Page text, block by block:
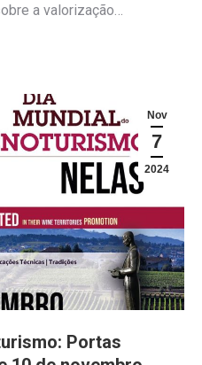
a valorização…
Nov
7
2024
Portas